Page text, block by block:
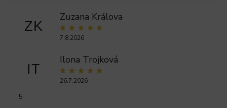
ZK
Zuzana Králova
7.8.2026
IT
Ilona Trojková
26.7.2026
5